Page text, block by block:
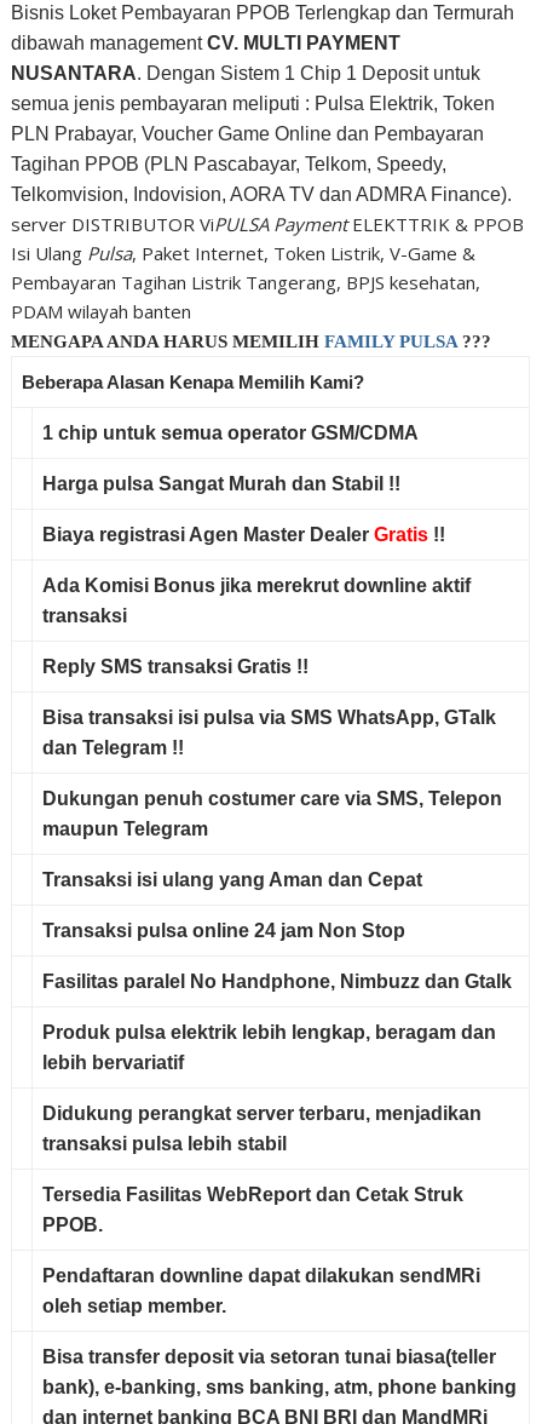
Bisnis Loket Pembayaran PPOB Terlengkap dan Termurah
dibawah managementCV. MULTI PAYMENT
NUSANTARA. Dengan Sistem 1 Chip 1 Deposit untuk
semua jenis pembayaran meliputi : Pulsa Elektrik, Token
PLN Prabayar, Voucher Game Online dan Pembayaran
Tagihan PPOB (PLN Pascabayar, Telkom, Speedy,
Telkomvision, Indovision, AORA TV dan ADMRA Finance).
server DISTRIBUTOR ViPULSA PaymentELEKTTRIK & PPOB
Isi Ulang Pulsa, Paket Internet, Token Listrik, V-Game &
Pembayaran Tagihan Listrik Tangerang, BPJS kesehatan,
PDAM wilayah banten
MENGAPA ANDA HARUS MEMILIHFAMILY PULSA ???
Beberapa Alasan Kenapa Memilih Kami?
1 chip untuksemua operator GSM/CDMA
Harga pulsaSangat Murah danStabil !!
Biaya registrasi Agen Master DealerGratis !!
Ada Komisi Bonus jika merekrut downline aktif
transaksi
Reply SMS transaksiGratis !!
Bisa transaksi isi pulsa viaSMS WhatsApp, GTalk
dan Telegram !!
Dukungan penuh costumer care viaSMS, Telepon
maupun Telegram
Transaksi isi ulang yang Aman danCepat
Transaksi pulsa online24 jam Non Stop
Fasilitas paralel No Handphone, Nimbuzz dan Gtalk
Produk pulsa elektrik lebih lengkap, beragam dan
lebih bervariatif
Didukung perangkat server terbaru, menjadikan
transaksi pulsa lebih stabil
Tersedia FasilitasWebReport dan Cetak Struk
PPOB.
Pendaftaran downline dapat dilakukan sendMRi
oleh setiap member.
Bisa transfer deposit via setoran tunai biasa(teller
bank), e-banking, sms banking, atm, phone banking
dan internet banking BCA BNI BRI dan MandMRi